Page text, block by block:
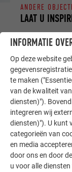
LAAT U
ANDERE
De PREFA
aluminium
gevel.
MEER
INFORMATIE
Op deze website
te maken
van de kwaliteit
diensten)").
integreren wij
diensten)"). U kunt
categorieën van
en media
door ons en door
u voor alle